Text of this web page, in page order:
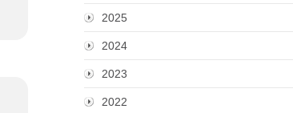
2025
2024
2023
2022